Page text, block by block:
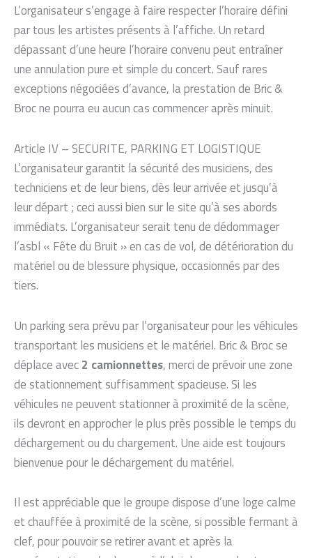
L’organisateur s’engage à faire respecter l’horaire défini
par tous les artistes présents à l’affiche. Un retard
dépassant d’une heure l’horaire convenu peut entraîner
une annulation pure et simple du concert. Sauf rares
exceptions négociées d’avance, la prestation de Bric &
Broc ne pourra eu aucun cas commencer après minuit.
Article IV – SECURITE, PARKING ET LOGISTIQUE
L’organisateur garantit la sécurité des musiciens, des
techniciens et de leur biens, dès leur arrivée et jusqu’à
leur départ ; ceci aussi bien sur le site qu’à ses abords
immédiats. L’organisateur serait tenu de dédommager
l’asbl « Fête du Bruit » en cas de vol, de détérioration du
matériel ou de blessure physique, occasionnés par des
tiers.
Un parking sera prévu par l’organisateur pour les véhicules
transportant les musiciens et le matériel. Bric & Broc se
déplace avec2 camionnettes, merci de prévoir une zone
de stationnement suffisamment spacieuse. Si les
véhicules ne peuvent stationner à proximité de la scène,
ils devront en approcher le plus près possible le temps du
déchargement ou du chargement. Une aide est toujours
bienvenue pour le déchargement du matériel.
Il est appréciable que le groupe dispose d’une loge calme
et chauffée à proximité de la scène, si possible fermant à
clef, pour pouvoir se retirer avant et après la